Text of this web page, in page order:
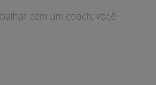
com um coach, você